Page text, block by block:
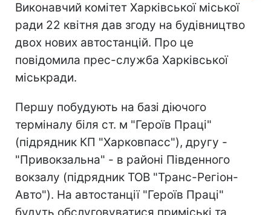
Виконавчий комітет Харківської міської
ради 22 квітня дав згоду на будівництво
двох нових автостанцій. Про це
повідомила прес-служба Харківської
міськради.
Першу побудують на базі діючого
терміналу біля ст. м "Героїв Праці"
(підрядник КП "Харковпасс"), другу -
"Привокзальна" - в районі Південного
вокзалу (підрядник ТОВ "Транс-Регіон-
Авто"). На автостанції "Героїв Праці"